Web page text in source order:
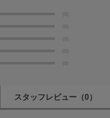
(0)
(0)
(0)
(0)
(0)
スタッフレビュー （0）